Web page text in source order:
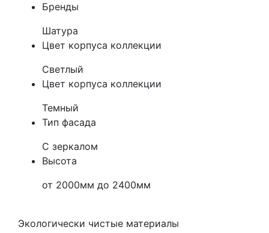
Бренды
Шатура
Цвет корпуса коллекции
Светлый
Цвет корпуса коллекции
Темный
Тип фасада
С зеркалом
Высота
от 2000мм до 2400мм
Экологически чистые материалы